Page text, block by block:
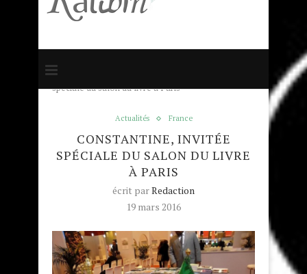
Accueil
spéciale du salon du livre à Paris
Actualités France
CONSTANTINE, INVITÉE
SPÉCIALE DU SALON DU LIVRE
À PARIS
écrit parRedaction
19 mars 2016